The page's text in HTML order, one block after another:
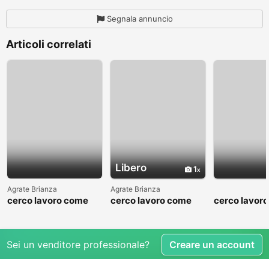
Segnala annuncio
Articoli correlati
Agrate Brianza
cerco lavoro come
Libero 1
Agrate Brianza
cerco lavoro come
cerco
Sei un venditore professionale? Creare un account